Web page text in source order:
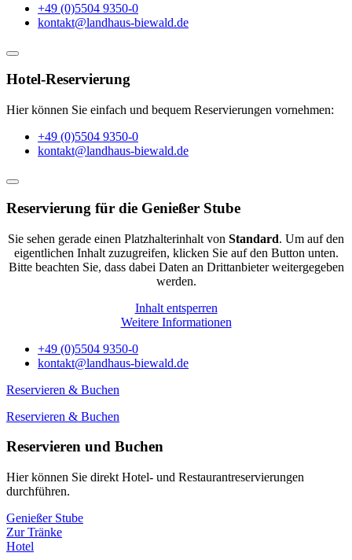
+49 (0)5504 9350-0
kontakt@landhaus-biewald.de
Hotel-Reservierung
Hier können Sie einfach und bequem Reservierungen vornehmen:
+49 (0)5504 9350-0
kontakt@landhaus-biewald.de
Reservierung für die Genießer Stube
Sie sehen gerade einen Platzhalterinhalt von Standard. Um auf den
eigentlichen Inhalt zuzugreifen, klicken Sie auf den Button unten.
Bitte beachten Sie, dass dabei Daten an Drittanbieter weitergegeben
werden.
Inhalt entsperren
Weitere Informationen
+49 (0)5504 9350-0
kontakt@landhaus-biewald.de
Reservieren & Buchen
Reservieren & Buchen
Reservieren und Buchen
Hier können Sie direkt Hotel- und Restaurantreservierungen
durchführen.
Genießer Stube
Zur Tränke
Hotel